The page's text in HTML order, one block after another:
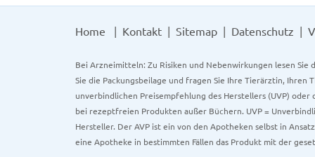
Home Kontakt Sitemap Datenschutz
Bei Arzneimitteln: Zu Risiken und Nebenwirkungen lesen
Sie die Packungsbeilage und fragen Sie Ihre Tierärztin,
unverbindlichen Preisempfehlung des Herstellers (UVP)
bei rezeptfreien Produkten außer Büchern. UVP =
Hersteller. Der AVP ist ein von den Apotheken selbst in
eine Apotheke in bestimmten Fällen das Produkt mit der